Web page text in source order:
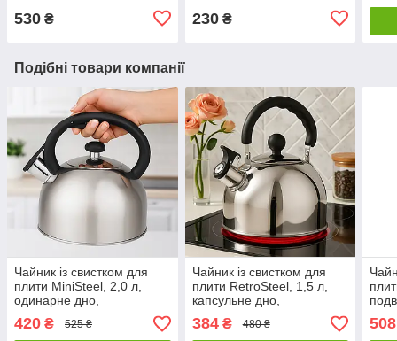
530 ₴ 230₴
Подібні товари компанії
Чайник із свистком для
плити MiniSteel, 2,0 л,
одинарне дно,
Сріблястий
420 ₴ 525 ₴
Чайник із свистком для
плити RetroSteel, 1,5 л,
капсульне дно,
Сріблястий
384₴ 480 ₴ 508